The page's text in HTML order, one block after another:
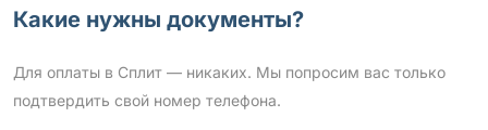
Какие нужны документы?
Для оплаты в Сплит — никаких. Мы попросим вас только
подтвердить свой номер телефона.